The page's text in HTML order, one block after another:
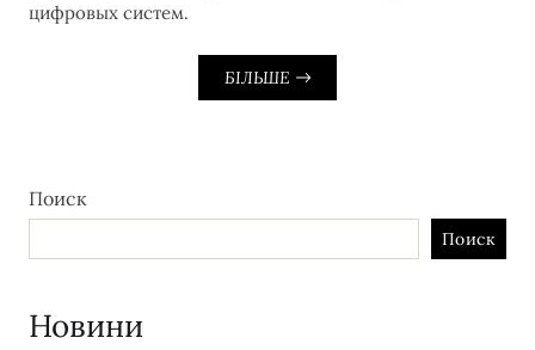
цифровых систем.
БІЛЬШЕ
Поиск
Поиск
Новини